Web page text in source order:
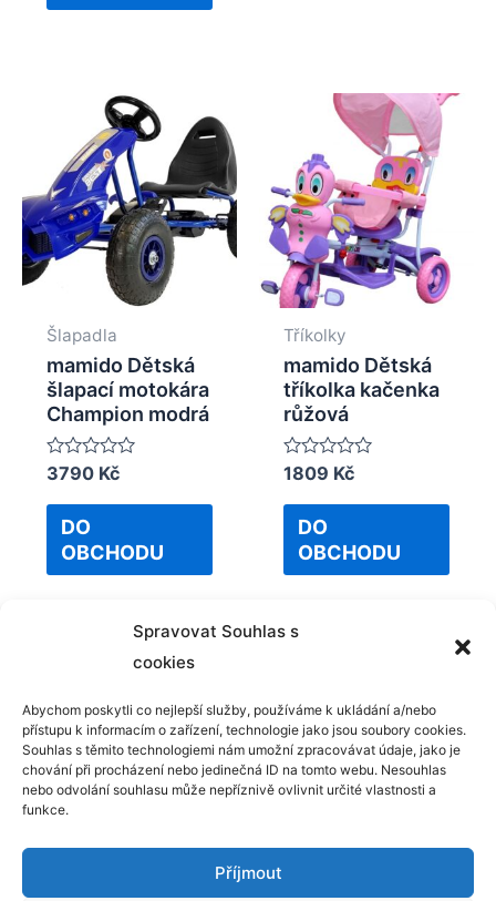
Spravovat Souhlas s
cookies
Abychom poskytli co nejlepší služby, používáme k ukládání a/nebo
přístupu k informacím o zařízení, technologie jako jsou soubory cookies.
Souhlas s těmito technologiemi nám umožní zpracovávat údaje, jako je
chování při procházení nebo jedinečná ID na tomto webu. Nesouhlas
nebo odvolání souhlasu může nepříznivě ovlivnit určité vlastnosti a
funkce.
Příjmout
Šlapadla
mamido Dětská
šlapací motokára
Champion modrá
Rated
out
3790 Kč
DO
OBCHODU
Tříkolky
mamido Dětská
tříkolka kačenka
růžová
Rated
out
1809 Kč
DO
OBCHODU
Kontakt
GDPR